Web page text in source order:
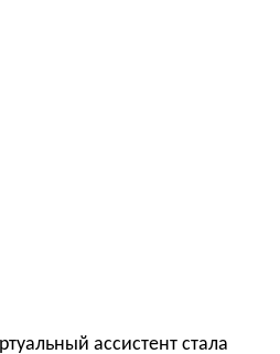
ассистент стала